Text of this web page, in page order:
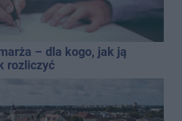
– dla kogo, jak ją
rozliczyć